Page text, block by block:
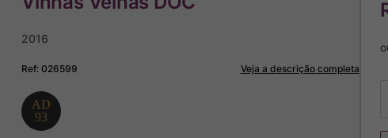
2016
Ref:026599 Veja a descrição completa